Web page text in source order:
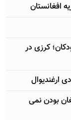
کرزی در
ارغندیوال
بودن نمی